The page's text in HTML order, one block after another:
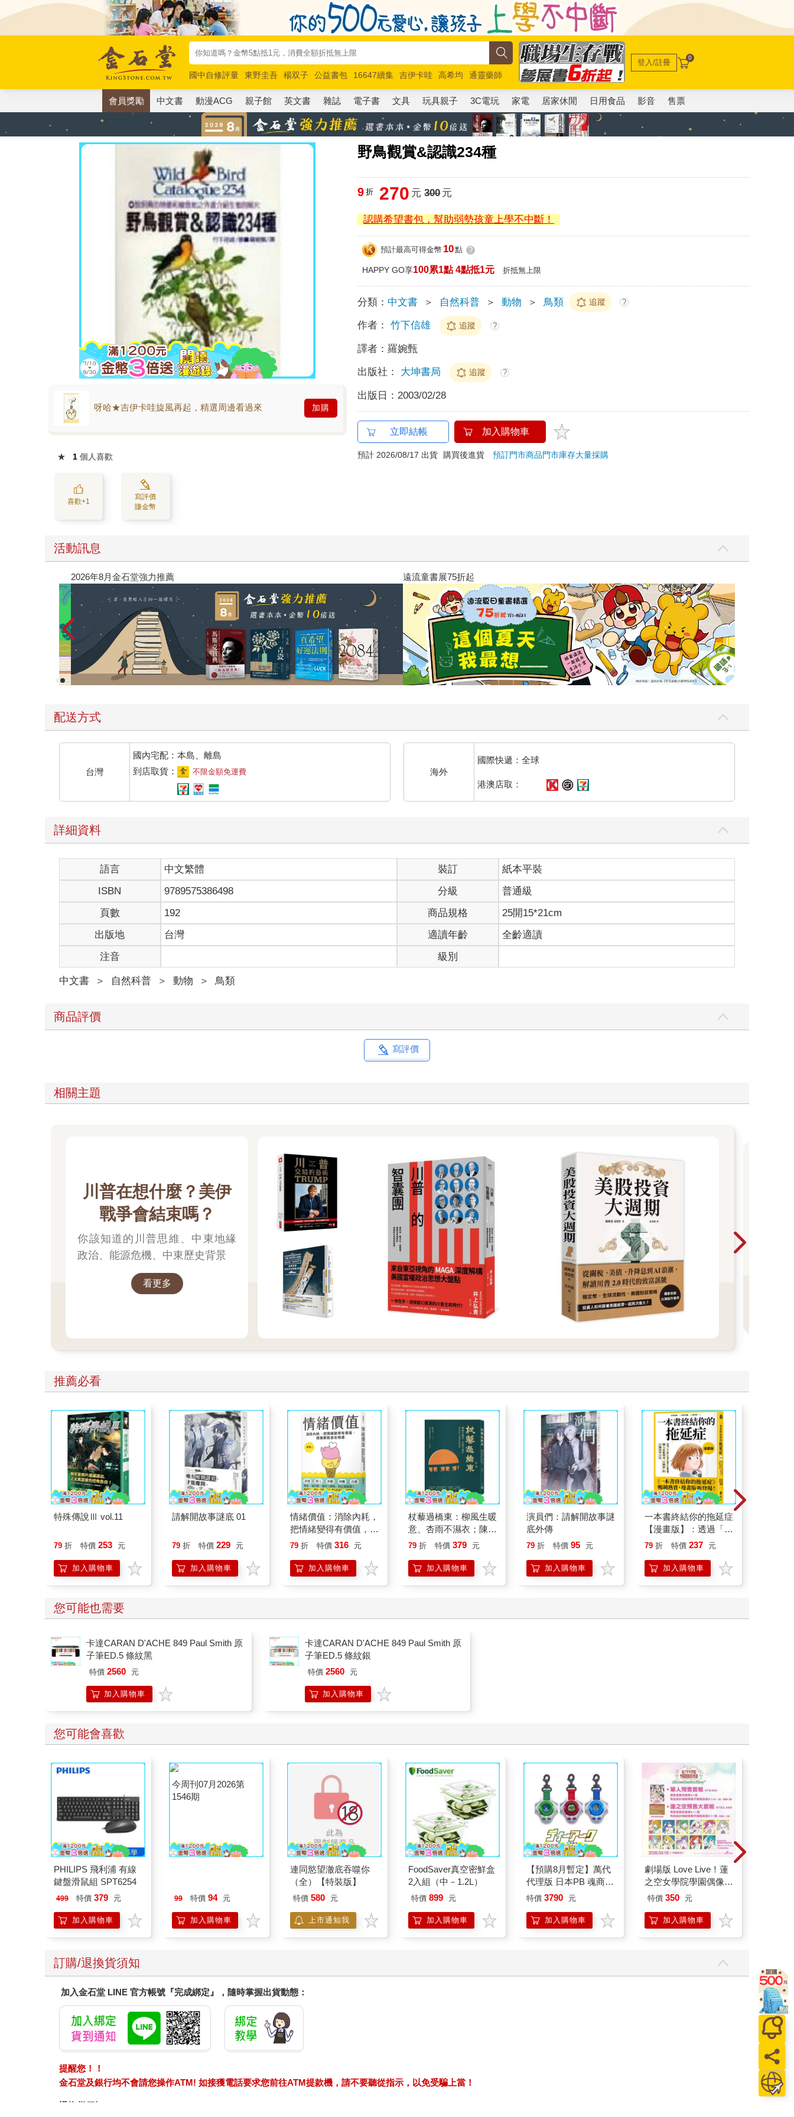
國中自修評量 東野圭吾 楊双子 公益書包 16647續集 吉伊卡哇 高希均
通靈藥師
唯紅花綻放
奧德賽 路邊攤新作 馬斯克 玩具總動員5 超慢跑
登入/註冊 0
會員獎勵 中文書 動漫ACG 親子館 英文書 雜誌 電子書 文具 玩具親子 3C電玩 家電 居家休閒 日用食品 影音 售票
野鳥觀賞&認識234種
呀哈★吉伊卡哇旋風再起，精選周邊看過來 加購
★ 1 個人喜歡
喜歡+1
寫評價
賺金幣
9 折 270 元 300元
認購希望書包，幫助弱勢孩童上學不中斷！
預計最高可得金幣 10點 ?
HAPPY GO享100累1點 4點抵1元 折抵無上限
分類： 中文書 ＞ 自然科普 ＞ 動物 ＞ 鳥類 追蹤 ?
作者： 竹下信雄 追蹤 ?
譯者：羅婉甄
出版社： 大坤書局 追蹤 ?
出版日： 2003/02/28
立即結帳 加入購物車
預計 2026/08/17 出貨 購買後進貨預訂門市商品門市庫存大量採購
活動訊息
閱讀漫遊錄-2026上半年暢銷榜 2026年8月金石堂強力推薦
配送方式
台灣
國內宅配：本島、離島
到店取貨：
不限金額免運費 海外
國際快遞：全球
港澳店取：
詳細資料
語言 中文繁體 裝訂
紙本平裝
ISBN
9789575386498 分級
普通級
頁數
192 商品規格
25開15*21cm
出版地
台灣 適讀年齡
全齡適讀
注音
級別
中文書 ＞ 自然科普 ＞ 動物 ＞ 鳥類
商品評價
寫評價
相關主題
川普在想什麼？美伊
戰爭會結束嗎？
你該知道的川普思維、中東地緣
政治、能源危機、中東歷史背景
看更多
推薦必看
特殊傳說Ⅲ vol.11
79 折 特價 253 元
加入購物車
請解開故事謎底 01
79 折 特價 229 元
加入購物車
情緒價值：消除內耗，
把情緒變得有價值，跟
誰都能自在相處
79 折 特價 316 元
加入購物車
杖藜過橋東：柳風生暖
意、杏雨不濕衣；陳亮
恭談以心轉境的適齡漫
79 折 特價 379 元
加入購物車
演員們：請解開故事謎
底外傳
79 折 特價 95 元
加入購物車
一本書終結你的拖延症
【漫畫版】：透過「小
行動」打開大腦的行動
「行動派」的37個科
學方法
79 折 特價 237 元
加入購物車
您可能也需要
卡達CARAN D'ACHE 849 Paul Smith 原
子筆ED.5 條紋黑
特價 2560 元
加入購物車
卡達CARAN D'ACHE 849 Paul Smith 原
子筆ED.5 條紋銀
特價 2560 元
加入購物車
您可能會喜歡
PHILIPS 飛利浦 有線
鍵盤滑鼠組 SPT6254
499 特價 379 元
加入購物車
99 特價 94 元
加入購物車
連同慾望澈底吞噬你
（全）【特裝版】
特價 580 元
上市通知我
FoodSaver真空密鮮盒
2入組（中－1.2L）
特價 899 元
加入購物車
【預購8月暫定】萬代
代理版 日本PB 魂商店
限定 數碼寶貝 D-ARK
特價 3790 元
加入購物車
劇場版 Love Live！蓮
之空女學院學園偶像俱
樂部 Bloom Garden
特價 350 元
加入購物車
訂購/退換貨須知
加入金石堂 LINE 官方帳號『完成綁定』，隨時掌握出貨動態：
提醒您！！
金石堂及銀行均不會請您操作ATM! 如接獲電話要求您前往ATM提款機，請不要聽從指示，以免受騙上當！
退換貨須知：